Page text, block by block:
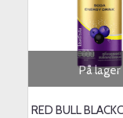
På lager
RED BULL